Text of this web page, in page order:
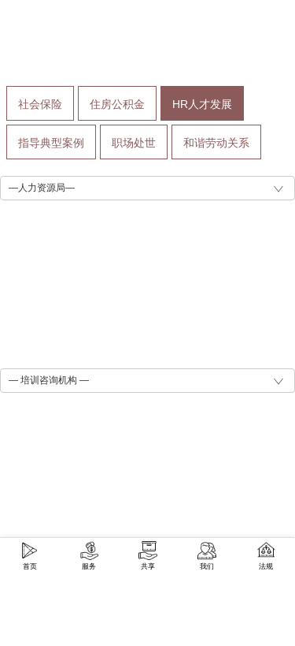
社会保险 住房公积金 HR人才发展
指导典型案例 职场处世 和谐劳动关系
—人力资源局—
— 培训咨询机构 —
首页 服务 共享 我们 法规